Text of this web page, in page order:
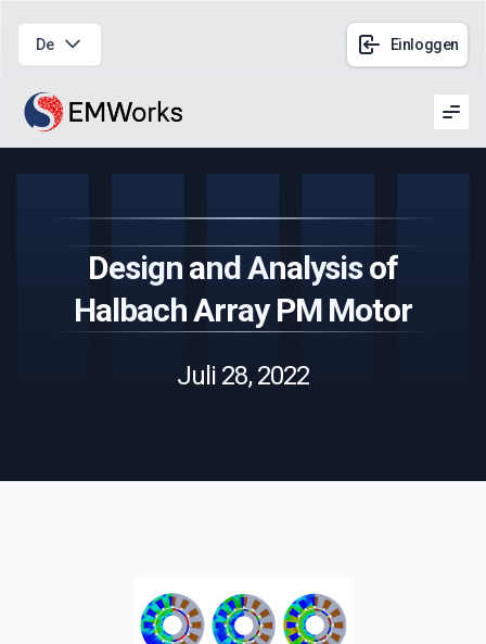
De Einloggen
Design and Analysis of
Halbach Array PM Motor
Juli 28, 2022